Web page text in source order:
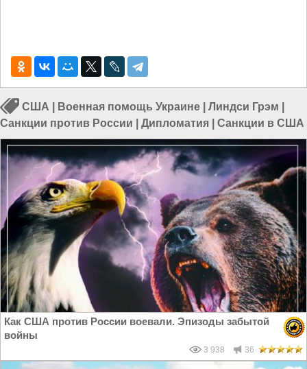
США Военная помощь Украине Линдси Грэм
Санкции против России
Дипломатия Санкции в США
Как США против России воевали. Эпизоды забытой
войны
3 938 36